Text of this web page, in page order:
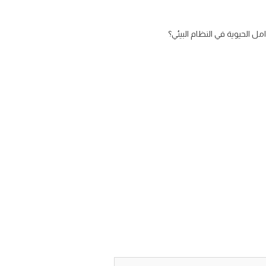
الحيوية في النظام البيئي؟